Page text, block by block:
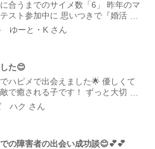
合うまでのサイメ数「6」 昨年のマ
スト参加中に 思いつきで『婚活』
索でヒットした ロム専の女性会
も暇つぶしにサイトへ登録したばか
ていなかったので 全然気が付いて
たが💦 1月末に会って、 2月から交
、 8月から同棲、 今年の1月26日に
した。 今時の結婚の7割は、 サイト
なので 特に珍しいことではありま
でしょうが(笑)
ゆーと・K さん
た😊
ハピメで出会えました🌟 優しくて
で癒される子です！ ずっと大切に
いと強く思える子なんです😊 ハピ
の日記を拝見する事と、自分の日記を
ハク さん
の障害者の出会い成功談😊💕💕